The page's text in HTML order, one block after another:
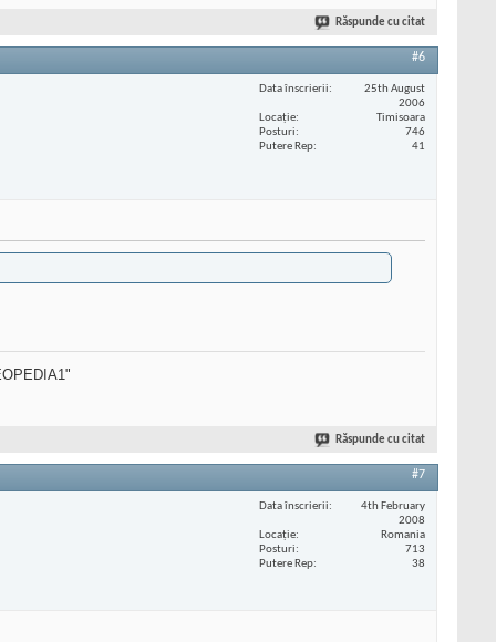
Răspunde cu citat
#6
Data înscrierii
25th August
2006
Locaţie
Timisoara
Posturi
746
Putere Rep
41
Răspunde cu citat
#7
Data înscrierii
4th February
2008
Locaţie
Romania
Posturi
713
Putere Rep
38